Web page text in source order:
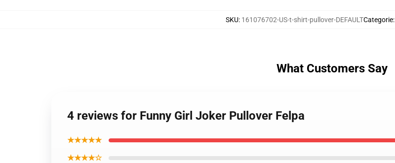
SKU: 161076702-US-t-shirt-pullover-DEFAULTCategorie:
What Customers Say
4 reviews for Funny Girl Joker Pullover Felpa
★★★★★
★★★★☆